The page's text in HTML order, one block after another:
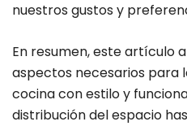
nuestros gustos y
En resumen, este artículo
aspectos necesarios para
cocina con estilo y
distribución del espacio